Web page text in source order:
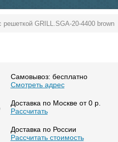
решеткой GRILL.SGA-20-4400 brown
Самовывоз: бесплатно
Смотреть адрес
Доставка по Москве от 0 р.
Расcчитать
Доставка по России
Рассчитать стоимость